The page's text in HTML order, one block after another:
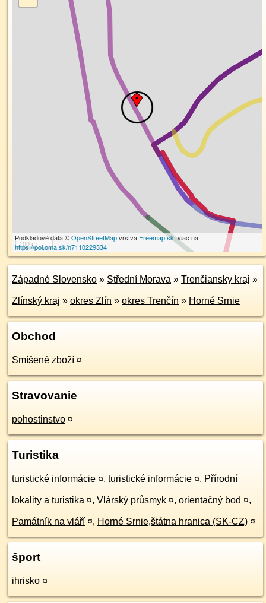
100 m
Podkladové dáta ©OpenStreetMapvrstva Freemap.sk, viac na
https://poi.oma.sk/n7110229334
Západné Slovensko » Střední Morava » Trenčiansky kraj »
Zlínský kraj » okres Zlín » okres Trenčín » Horné Srnie
Obchod
Smíšené zboží ¤
Stravovanie
pohostinstvo ¤
Turistika
turistické informácie ¤, turistické informácie ¤, Přírodní
lokality a turistika ¤, Vlárský průsmyk ¤, orientačný bod ¤,
Památník na vláří ¤, Horné Srnie,štátna hranica (SK-CZ) ¤
šport
ihrisko ¤